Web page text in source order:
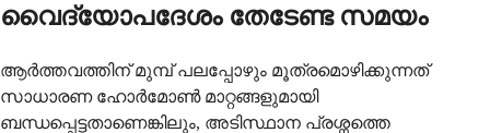
വൈദ്യോപദേശം തേടേണ്ട സമയം
ആർത്തവത്തിന് മുമ്പ് പലപ്പോഴും മൂത്രമൊഴിക്കുന്നത്
സാധാരണ ഹോർമോൺ മാറ്റങ്ങളുമായി
ബന്ധപ്പെട്ടതാണെങ്കിലും, അടിസ്ഥാന പ്രശ്നത്തെ